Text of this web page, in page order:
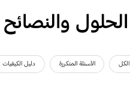
الحلول والنصائح
الكل الأسئلة المتكررة دليل الكيفيات